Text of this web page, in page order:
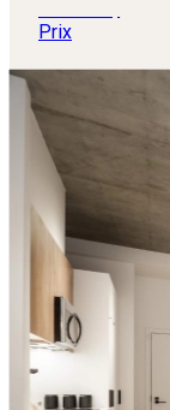
Prix